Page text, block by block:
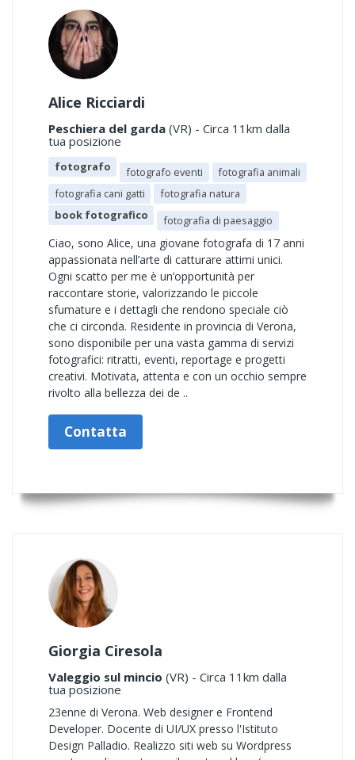
Alice Ricciardi
Peschiera del garda (VR) - Circa 11km dalla
tua posizione
fotografo fotografo eventi
fotografia animali
fotografia cani gatti
fotografia natura
book fotografico
fotografia di paesaggio
Ciao, sono Alice, una giovane fotografa di 17 anni
appassionata nell’arte di catturare attimi unici.
Ogni scatto per me è un’opportunità per
raccontare storie, valorizzando le piccole
sfumature e i dettagli che rendono speciale ciò
che ci circonda. Residente in provincia di Verona,
sono disponibile per una vasta gamma di servizi
fotografici: ritratti, eventi, reportage e progetti
creativi. Motivata, attenta e con un occhio sempre
rivolto alla bellezza dei de ..
Contatta
Giorgia Ciresola
Valeggio sul mincio (VR) - Circa 11km dalla
tua posizione
23enne di Verona. Web designer e Frontend
Developer. Docente di UI/UX presso l'Istituto
Design Palladio. Realizzo siti web su Wordpress